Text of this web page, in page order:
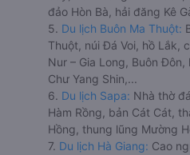
đảo Hòn Bà, hải đăng Kê
5. Du lịch Buôn Ma Thuột:
Thuột, núi Đá Voi, hồ Lắk,
Nur – Gia Long, Buôn
Chư Yang Shin,...
6. Du lịch Sapa: Nhà thờ
Hàm Rồng, bản Cát Cát,
Hồng, thung lũng Mường
7. Du lịch Hà Giang: Cao